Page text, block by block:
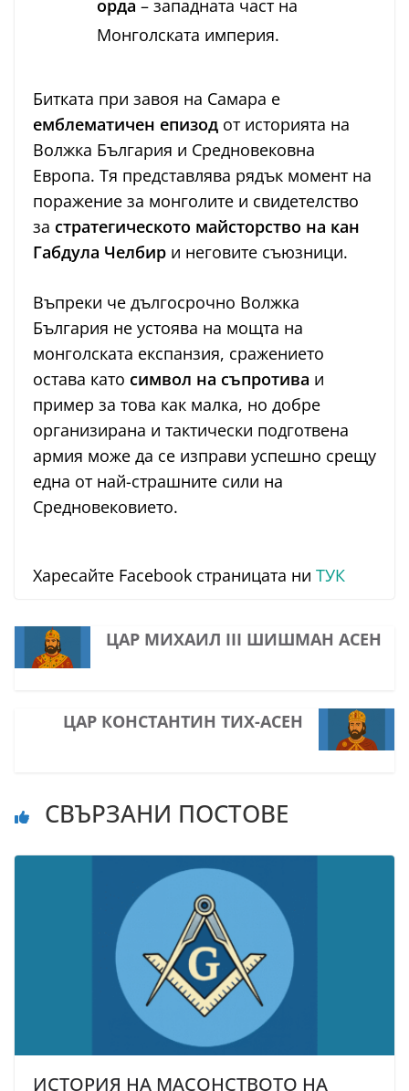
орда – западната част на
Монголската империя.
Битката при завоя на Самара е
емблематичен епизод от историята на
Волжка България и Средновековна
Европа. Тя представлява рядък момент на
поражение за монголите и свидетелство
за стратегическото майсторство на кан
Габдула Челбир и неговите съюзници.
Въпреки че дългосрочно Волжка
България не устоява на мощта на
монголската експанзия, сражението
остава като символ на съпротива и
пример за това как малка, но добре
организирана и тактически подготвена
армия може да се изправи успешно срещу
една от най-страшните сили на
Средновековието.
Харесайте Facebook страницата ни ТУК
ЦАР МИХАИЛ III ШИШМАН АСЕН
ЦАР КОНСТАНТИН ТИХ-АСЕН
СВЪРЗАНИ ПОСТОВЕ
ИСТОРИЯ НА МАСОНСТВОТО НА